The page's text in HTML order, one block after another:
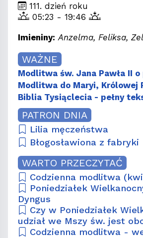
111. dzień roku
05:23 - 19:46
Imieniny: Anzelma, Feliksa,
WAŻNE
Modlitwa św. Jana Pawła II o
Modlitwa do Maryi, Królowej
Biblia Tysiąclecia - pełny
PATRON DNIA
Lilia męczeństwa
Błogosławiona z fabryki
WARTO PRZECZYTAĆ
Codzienna modlitwa
Poniedziałek
Dyngus
Czy w Poniedziałek
udział we Mszy św. jest
Codzienna modlitwa -